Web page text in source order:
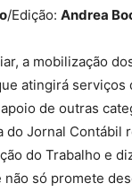
/Edição: Andrea
a mobilização
atingirá serviços
de outras
do Jornal Contábil
do Trabalho e
só promete